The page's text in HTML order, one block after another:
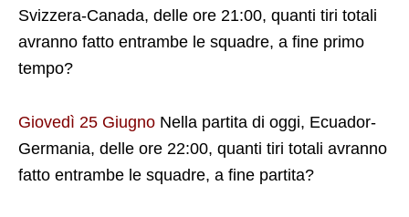
Svizzera-Canada, delle ore 21:00, quanti tiri totali
avranno fatto entrambe le squadre, a fine primo
tempo?
Giovedì 25 Giugno Nella partita di oggi, Ecuador-
Germania, delle ore 22:00, quanti tiri totali avranno
fatto entrambe le squadre, a fine partita?